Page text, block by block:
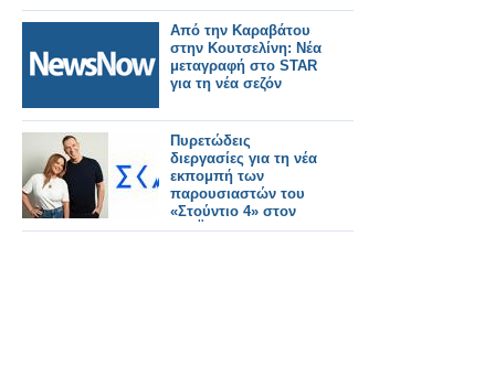
Από την Καραβάτου
στην Κουτσελίνη: Νέα
μεταγραφή στο STAR
για τη νέα σεζόν
Πυρετώδεις
διεργασίες για τη νέα
εκπομπή των
παρουσιαστών του
«Στούντιο 4» στον
ΣΚΑΪ